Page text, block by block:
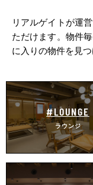
リアルゲイトが運
ただけます。 物件
に入りの物件を見つ
#LOUNGE
ラウンジ